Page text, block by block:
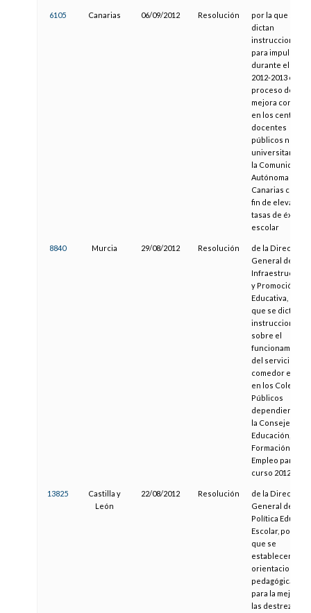
6105 Canarias 06/09/2012 Resolución
por la que se
dictan
instrucciones
para impulsar
durante el
2012-2013 el
proceso de
mejora continua
en los centros
docentes
públicos no
universitarios
la Comunidad
Autónoma de
Canarias con el
fin de elevar las
tasas de éxito
escolar
8840 Murcia 29/08/2012 Resolución
de la Dirección
General de
y Promoción
Educativa, por la
que se dictan
instrucciones
sobre el
funcionamiento
del servicio de
comedor
en los Colegios
Públicos
dependientes
la Consejería de
Educación,
Formación y
Empleo para el
curso 2012-13
13825
Castilla y
León
22/08/2012 Resolución
de la Dirección
General de
Política
Escolar, por la
que se
establecen
orientaciones
pedagógicas
para la mejora
las destrezas de